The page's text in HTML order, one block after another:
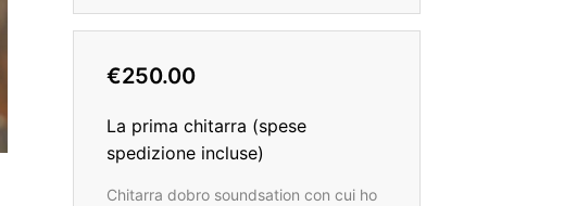
€250.00
La prima chitarra (spese
spedizione incluse)
Chitarra dobro soundsation con cui ho